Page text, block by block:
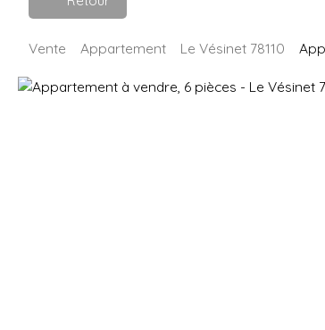
Vente Appartement Le Vésinet 78110